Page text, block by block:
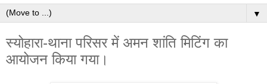
▼
स्योहारा-थाना परिसर में अमन शांति मिटिंग का
आयोजन किया गया।